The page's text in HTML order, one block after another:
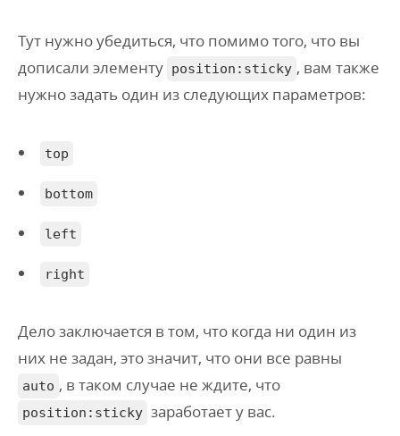
Тут нужно убедиться, что помимо того, что вы
дописали элементу position:sticky , вам также
нужно задать один из следующих параметров:
top
bottom
left
right
Дело заключается в том, что когда ни один из
них не задан, это значит, что они все равны
auto , в таком случае не ждите, что
position:sticky заработает у вас.